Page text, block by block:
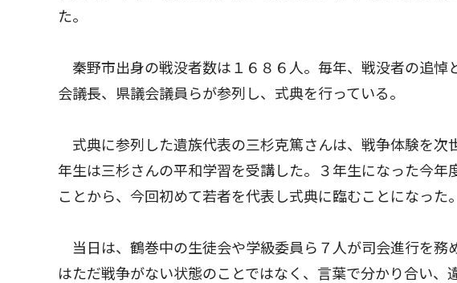
た。
秦野市出身の戦没者数は１６８６人。毎年、戦没者の追悼
会議長、県議会議員らが参列し、式典を行っている。
式典に参列した遺族代表の三杉克篤さんは、戦争体験を次
年生は三杉さんの平和学習を受講した。３年生になった今年
ことから、今回初めて若者を代表し式典に臨むことになった。
当日は、鶴巻中の生徒会や学級委員ら７人が司会進行を務
はただ戦争がない状態のことではなく、言葉で分かり合い、